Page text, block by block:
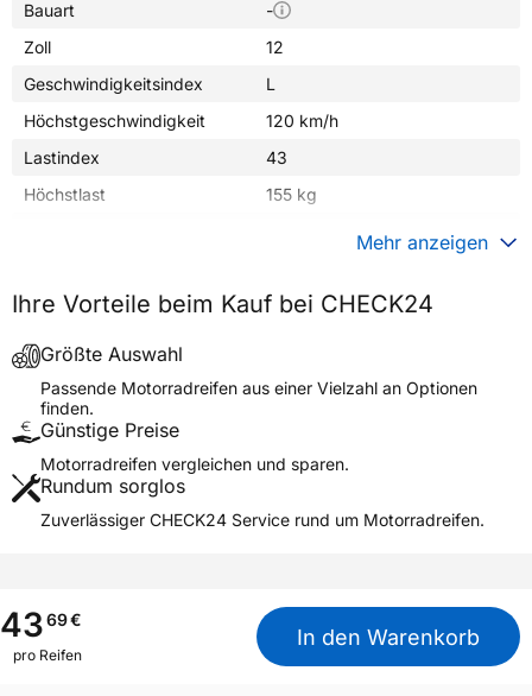
Bauart
-
Zoll
12
Geschwindigkeitsindex
L
Höchstgeschwindigkeit
120 km/h
Lastindex
43
Höchstlast
155 kg
Fahrzeugtyp
Motorrad
Verwendung
Modellname
M-6029
Reifenposition
Motorradtyp
Scooter
Weitere Eigenschaften
M+S
Nein
Motorrad Kennzeichnung
M/C
Mehr anzeigen
Ihre Vorteile beim Kauf bei CHECK24
Größte Auswahl
Passende Motorradreifen aus einer Vielzahl an Optionen
finden.
Günstige Preise
Motorradreifen vergleichen und sparen.
Rundum sorglos
Zuverlässiger CHECK24 Service rund um Motorradreifen.
4369€
pro Reifen
In den Warenkorb